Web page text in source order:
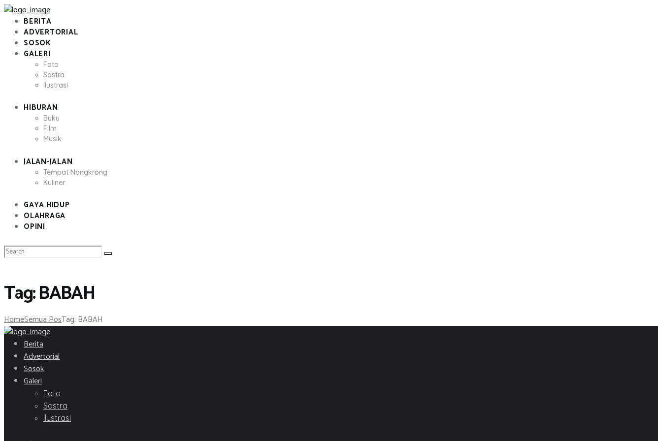
BERITA
ADVERTORIAL
SOSOK
GALERI
Foto
Sastra
Ilustrasi
HIBURAN
Buku
Film
Musik
JALAN-JALAN
Tempat Nongkrong
Kuliner
GAYA HIDUP
OLAHRAGA
OPINI
Tag: BABAH
HomeSemua PosTag: BABAH
Berita
Advertorial
Sosok
Galeri
Foto
Sastra
Ilustrasi